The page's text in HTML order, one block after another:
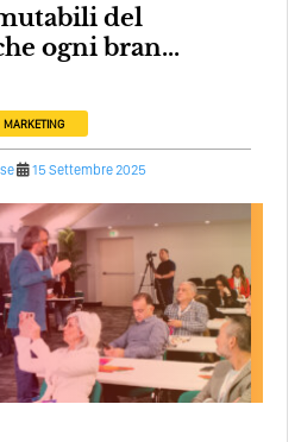
ogni bran...
MARKETING
15 Settembre 2025